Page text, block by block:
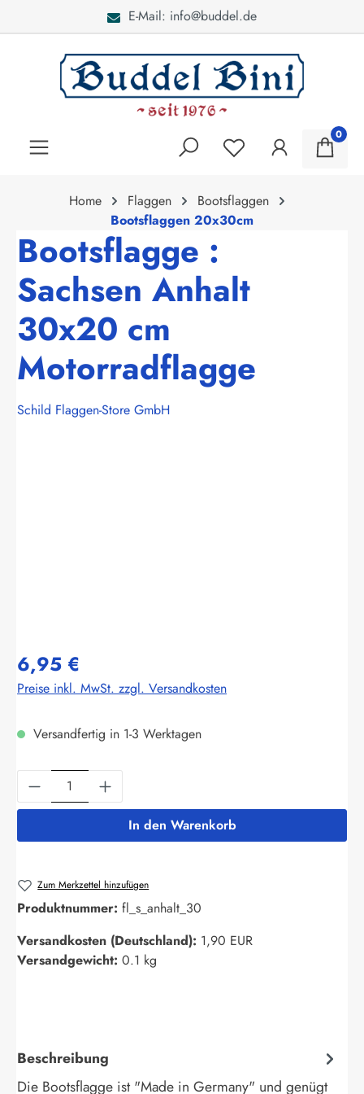
E-Mail: info@buddel.de
0
Home Flaggen
Bootsflaggen
Bootsflaggen 20x30cm
Bootsflagge :
Sachsen Anhalt
30x20 cm
Motorradflagge
Schild Flaggen-Store GmbH
6,95 €
Preise inkl. MwSt. zzgl. Versandkosten
Versandfertig in 1-3 Werktagen
Produkt Anzahl: Gib den gewünschten
In den Warenkorb
Zum Merkzettel hinzufügen
Produktnummer: fl_s_anhalt_30
Versandkosten (Deutschland): 1,90 EUR
Versandgewicht: 0.1 kg
Beschreibung
Die Bootsflagge ist "Made in Germany" und genügt